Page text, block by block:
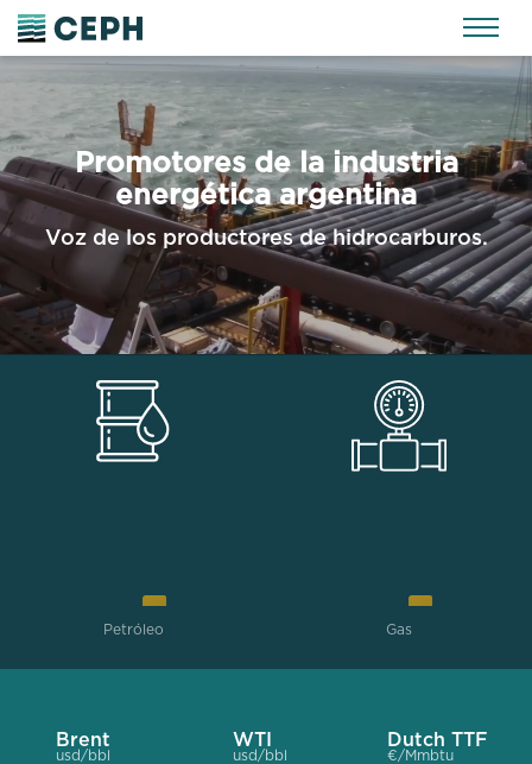
Promotores de la industria
energética argentina
Voz de los productores de hidrocarburos.
Petróleo Gas
Brent
usd/bbl
WTI
usd/bbl
Dutch TTF
€/Mmbtu